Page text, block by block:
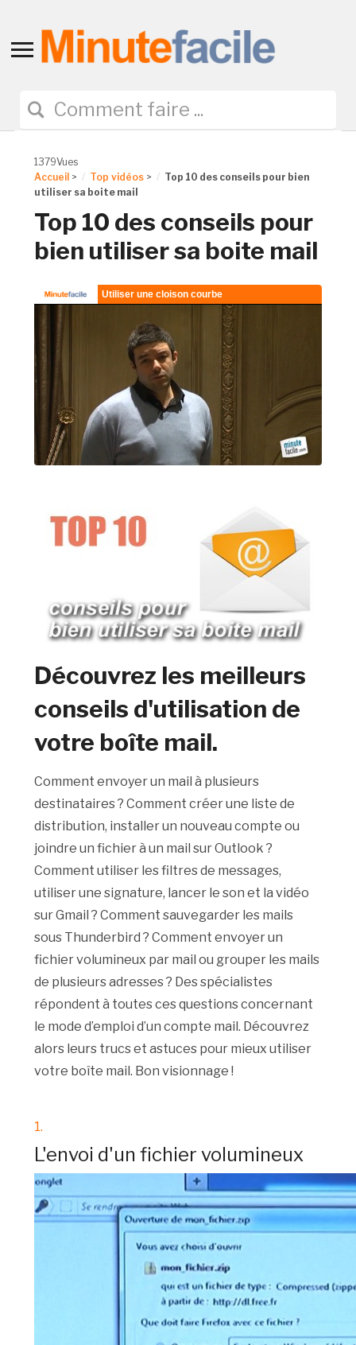
Toggle
navigation
1379Vues
Accueil > Top vidéos >
Top 10 des conseils pour bien
utiliser sa boite mail
Top 10 des conseils pour
bien utiliser sa boite mail
Découvrez les meilleurs
conseils d'utilisation de
votre boîte mail.
Comment envoyer un mail à plusieurs
destinataires ? Comment créer une liste de
distribution, installer un nouveau compte ou
joindre un fichier à un mail sur Outlook ?
Comment utiliser les filtres de messages,
utiliser une signature, lancer le son et la vidéo
sur Gmail ? Comment sauvegarder les mails
sous Thunderbird ? Comment envoyer un
fichier volumineux par mail ou grouper les mails
de plusieurs adresses ? Des spécialistes
répondent à toutes ces questions concernant
le mode d’emploi d’un compte mail. Découvrez
alors leurs trucs et astuces pour mieux utiliser
votre boîte mail. Bon visionnage !
1.
L'envoi d'un fichier volumineux